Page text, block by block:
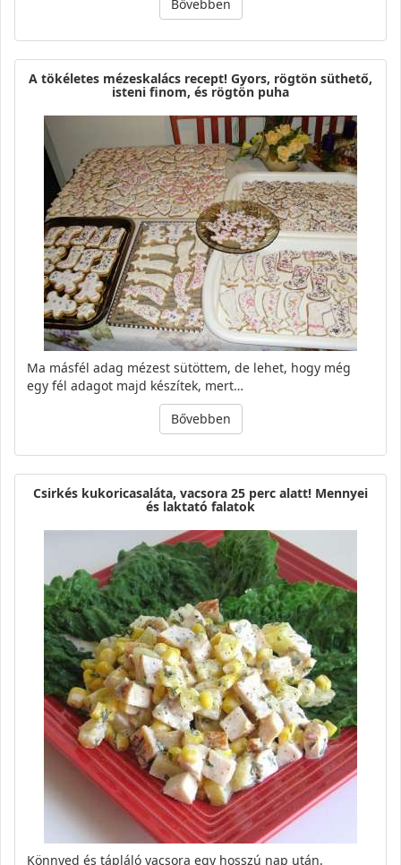
Bővebben
A tökéletes mézeskalács recept! Gyors, rögtön süthető,
isteni finom, és rögtön puha
Ma másfél adag mézest sütöttem, de lehet, hogy még
egy fél adagot majd készítek, mert…
Bővebben
Csirkés kukoricasaláta, vacsora 25 perc alatt! Mennyei
és laktató falatok
Könnyed és tápláló vacsora egy hosszú nap után.